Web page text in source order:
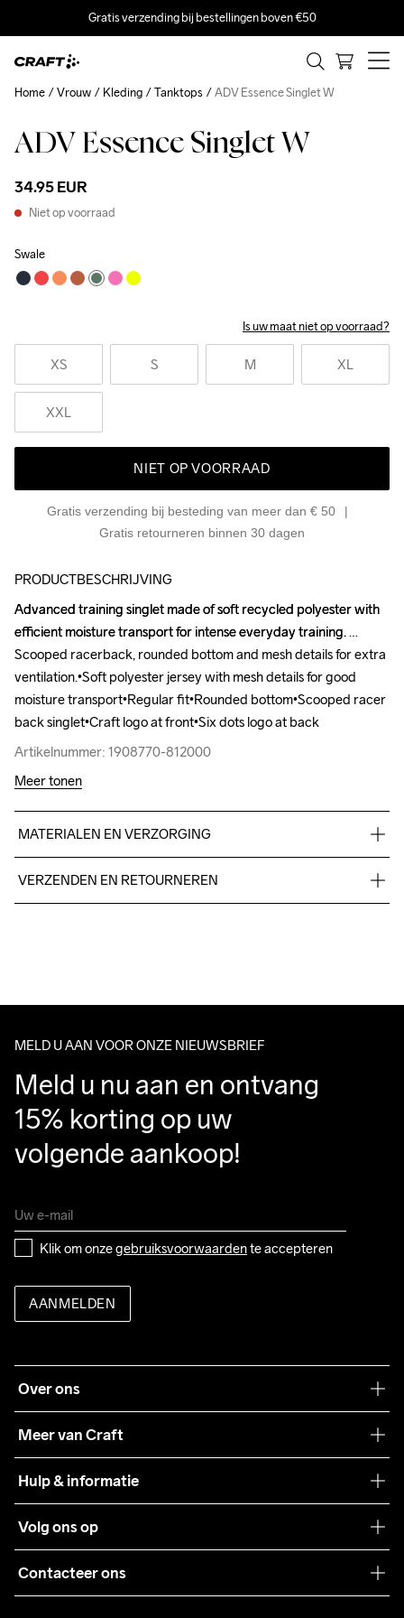
Gratis verzending bij bestellingen boven €50
ADV Essence Singlet W
34.95 EUR
Niet op voorraad
Swale
Is uw maat niet op voorraad?
XS S M XL
XXL
NIET OP VOORRAAD
Gratis verzending bij besteding van meer dan € 50
Gratis retourneren binnen 30 dagen
Home Vrouw Kleding Tanktops ADV Essence Singlet W
PRODUCTBESCHRIJVING
Advanced training singlet made of soft recycled polyester with
efficient moisture transport for intense everyday training.
Scooped racerback, rounded bottom and mesh details for extra
ventilation.•Soft polyester jersey with mesh details for good
moisture transport•Regular fit•Rounded bottom•Scooped racer
back singlet•Craft logo at front•Six dots logo at back
Artikelnummer: 1908770-812000
Advanced training singlet made of soft recycled polyester with
efficient moisture transport for intense everyday training.
Scooped racerback, rounded bottom and mesh details for extra
ventilation.•Soft polyester jersey with mesh details for good
moisture transport•Regular fit•Rounded bottom•Scooped racer
back singlet•Craft logo at front•Six dots logo at back
Artikelnummer: 1908770-812000
Meer tonen
MATERIALEN EN VERZORGING
body: 100% polyester-recycled.
graden.
VERZENDEN EN RETOURNEREN
Make sure to choose an address where you receive the
MELD U AAN VOOR ONZE NIEUWSBRIEF
Meld u nu aan en ontvang
15% korting op uw
volgende aankoop!
Klik om onze gebruiksvoorwaarden te accepteren
AANMELDEN
Over ons
Meer van Craft
Teamwear
Samenwerkingen
Pers
Hulp & informatie
Algemene voorwaarden
Retour
Volg ons op
Contacteer ons